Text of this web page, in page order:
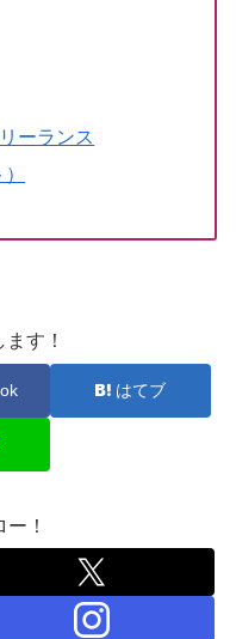
ーランス
す！
はてブ
！